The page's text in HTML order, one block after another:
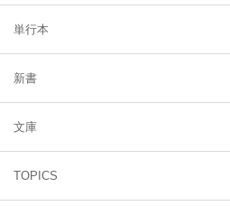
単行本
新書
文庫
TOPICS